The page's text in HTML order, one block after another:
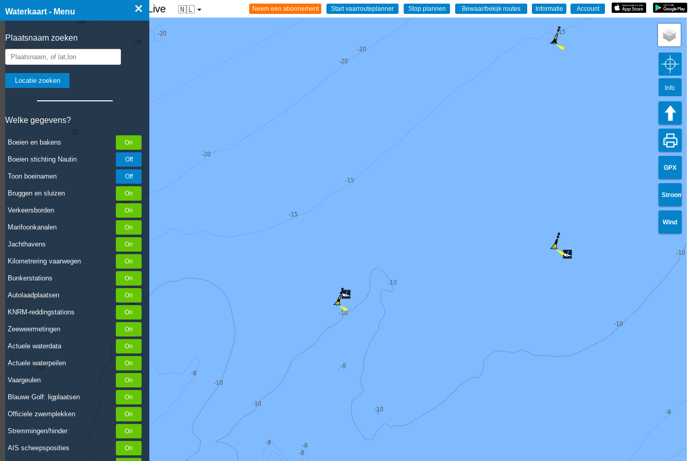
Waterkaart - Menu ×
Plaatsnaam zoeken
Welke gegevens?
Boeien en bakens
Boeien stichting Nautin
Toon boeinamen
Bruggen en sluizen
Verkeersborden
Marifoonkanalen
Jachthavens
Kilometrering vaarwegen
Bunkerstations
Autolaadplaatsen
KNRM-reddingstations
Zeeweermetingen
Actuele waterdata
Actuele waterpeilen
Vaargeulen
Blauwe Golf: ligplaatsen
Officiele zwemplekken
Stremmingen/hinder
AIS scheepsposities
☰ Waterkaart van Nederland - Live 🇳🇱
GPX
Stroom
Wind
Info